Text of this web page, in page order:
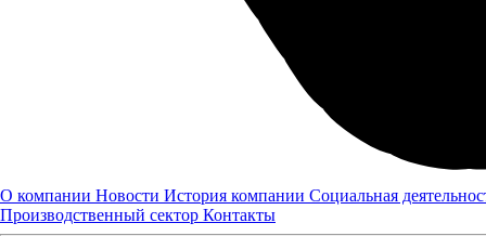
О компании Новости История компании Социальная
Производственный сектор Контакты
Казань
2 280 000 ₽